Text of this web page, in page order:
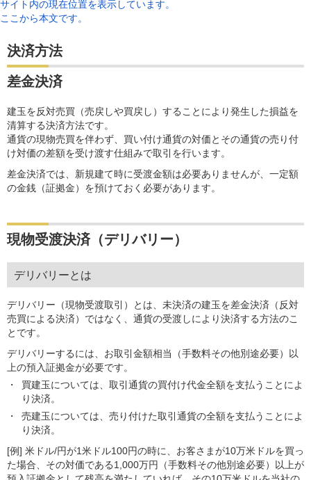
サイト内の現在位置を表示しています。
ここから本文です。
決済方法
差金決済
建玉を反対売買（売戻しや買戻し）することにより発生した損益を
清算する決済方法です。
通貨の現物売買を伴わず、買い付け通貨の対価とその通貨の売り付
け対価の差額を受け渡す仕組みで取引を行います。
差金決済では、新規建て時に受渡金額は必要ありませんが、一定額
の金銭（証拠金）を預けておく必要があります。
現物受渡決済（デリバリー）
デリバリーとは
デリバリー（現物受渡取引）とは、未決済の建玉を差金決済（反対
売買による決済）ではなく、通貨の受渡しにより決済する方法のこ
とです。
デリバリーするには、お取引金額相当（手数料その他別途必要）以
上の預入証拠金が必要です。
買建玉については、取引通貨の買付け代金全額を支払うことによ
り決済。
売建玉については、売り付けた取引通貨の全額を支払うことによ
り決済。
[例] 米ドル/円が1米ドル100円の時に、お客さまが10万米ドルを買っ
た場合、その対価である1,000万円（手数料その他別途必要）以上が